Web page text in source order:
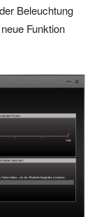
Beleuchtung
Funktion